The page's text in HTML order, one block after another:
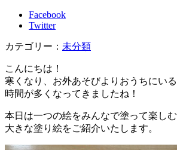
Facebook
Twitter
カテゴリー： 未分類
こんにちは！
寒くなり、お外あそびよりおうちにいる
時間が多くなってきましたね！
本日は一つの絵をみんなで塗って楽しむ
大きな塗り絵をご紹介いたします。